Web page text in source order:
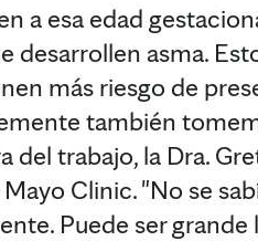
a esa edad
desarrollen asma.
más riesgo de
también
del trabajo, la Dra.
Clinic. "No se
Puede ser grande